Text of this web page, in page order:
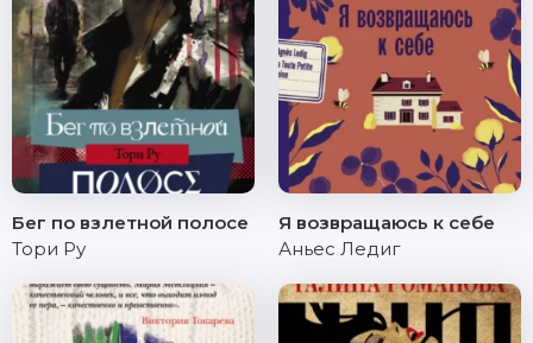
Бег по взлетной полосе
Тори Ру
Я возвращаюсь к себе
Аньес Ледиг